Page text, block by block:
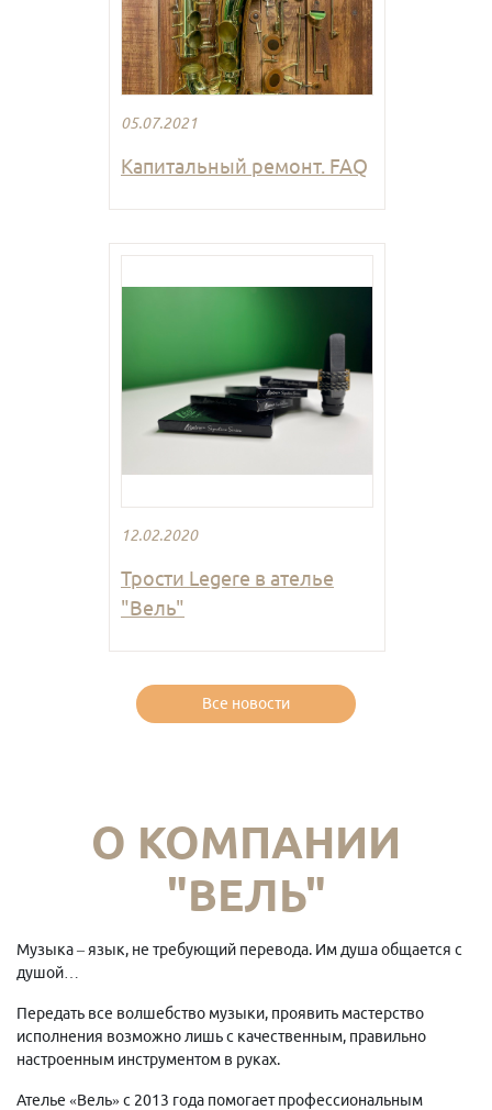
05.07.2021
Капитальный ремонт. FAQ
12.02.2020
Трости Legere в ателье
"Вель"
Все новости
О КОМПАНИИ
"ВЕЛЬ"
Музыка – язык, не требующий перевода. Им душа общается с
душой…
Передать все волшебство музыки, проявить мастерство
исполнения возможно лишь с качественным, правильно
настроенным инструментом в руках.
Ателье «Вель» с 2013 года помогает профессиональным